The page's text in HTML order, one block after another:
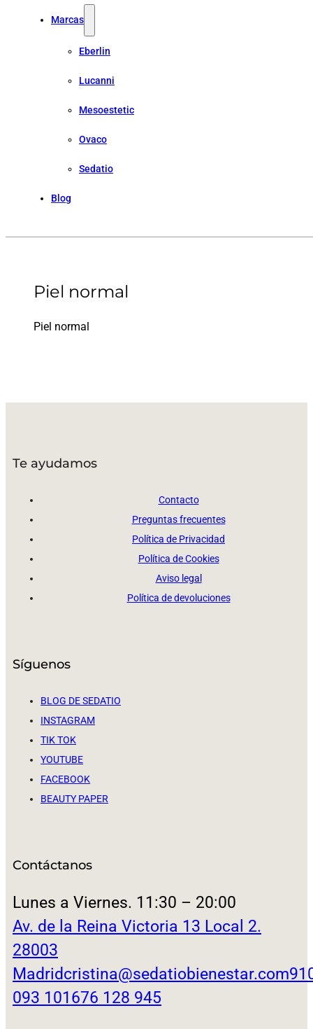
Marcas
Eberlin
Lucanni
Mesoestetic
Ovaco
Sedatio
Blog
Piel normal
Piel normal
Te ayudamos
Contacto
Preguntas frecuentes
Política de Privacidad
Política de Cookies
Aviso legal
Política de devoluciones
Síguenos
BLOG DE SEDATIO
INSTAGRAM
TIK TOK
YOUTUBE
FACEBOOK
BEAUTY PAPER
Contáctanos
Lunes a Viernes. 11:30 – 20:00
Av. de la Reina Victoria 13 Local 2.
28003
Madridcristina@sedatiobienestar.com
093 101676 128 945